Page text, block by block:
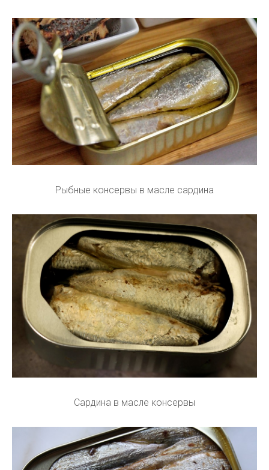
Рыбные консервы в масле сардина
Сардина в масле консервы